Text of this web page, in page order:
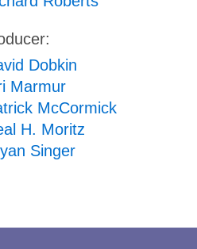
Dobkin
Marmur
McCormick
H. Moritz
Singer